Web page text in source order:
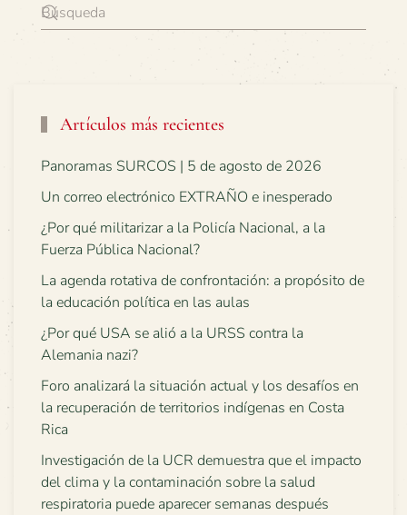
Artículos más recientes
Panoramas SURCOS | 5 de agosto de 2026
Un correo electrónico EXTRAÑO e inesperado
¿Por qué militarizar a la Policía Nacional, a la
Fuerza Pública Nacional?
La agenda rotativa de confrontación: a propósito de
la educación política en las aulas
¿Por qué USA se alió a la URSS contra la
Alemania nazi?
Foro analizará la situación actual y los desafíos en
la recuperación de territorios indígenas en Costa
Rica
Investigación de la UCR demuestra que el impacto
del clima y la contaminación sobre la salud
respiratoria puede aparecer semanas después